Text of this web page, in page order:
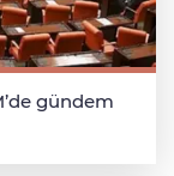
gündem